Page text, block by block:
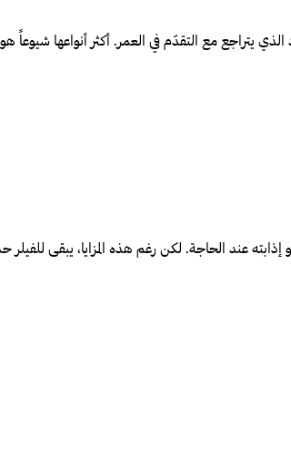
يتراجع مع التقدّم في العمر. أكثر أنواعها
إذابته عند الحاجة. لكن رغم هذه المزايا، يبقى